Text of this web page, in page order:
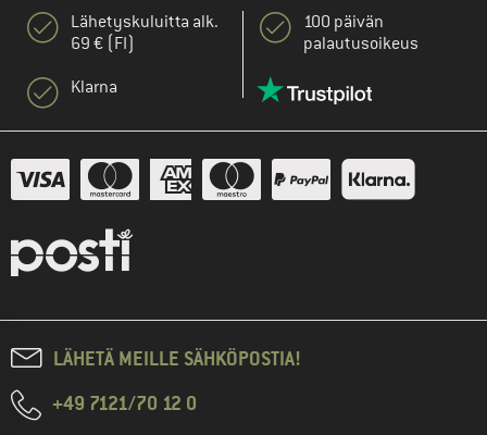
Lähetyskuluitta alk.
69 € (FI)
Klarna
100 päivän
palautusoikeus
LÄHETÄ MEILLE SÄHKÖPOSTIA!
+49 7121/70 12 0